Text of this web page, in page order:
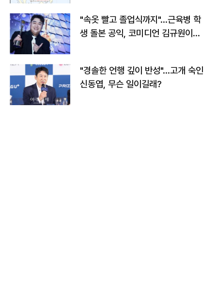
"속옷 빨고 졸업식까지"…근육병 학
생 돌본 공익, 코미디언 김규원이었
"경솔한 언행 깊이 반성"…고개 숙인
신동엽, 무슨 일이길래?